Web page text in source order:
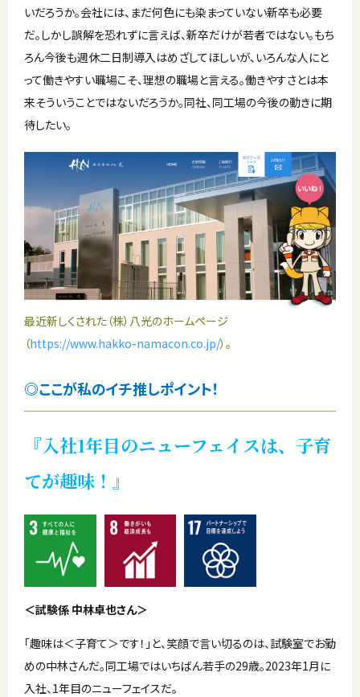
いだろうか。会社には、まだ何色にも染まっていない新卒も必要
だ。しかし誤解を恐れずに言えば、新卒だけが若者ではない。もち
ろん今後も週休二日制導入はめざしてほしいが、いろんな人にと
って働きやすい職場こそ、理想の職場と言える。働きやすさとは本
来そういうことではないだろうか。同社、同工場の今後の動きに期
待したい。
最近新しくされた（株）八光のホームページ
（https://www.hakko-namacon.co.jp/）。
◎ここが私のイチ推しポイント！
『入社1年目のニューフェイスは、子育
てが趣味！』
＜試験係 中林卓也さん＞
「趣味は＜子育て＞です！」と、笑顔で言い切るのは、試験室でお勤
めの中林さんだ。同工場ではいちばん若手の29歳。2023年1月に
入社、1年目のニューフェイスだ。